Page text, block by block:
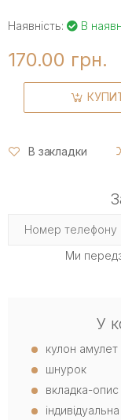
Наявність: В
170.00 грн.
В закладки
Ми
У
кулон амулет
шнурок
вкладка-